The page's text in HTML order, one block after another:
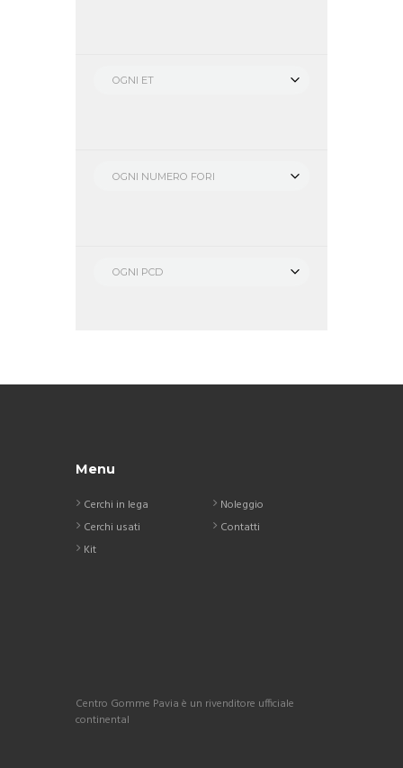
OGNI ET
OGNI NUMERO FORI
OGNI PCD
Menu
Cerchi in lega
Cerchi usati
Kit
Noleggio
Contatti
Centro Gomme Pavia è un rivenditore ufficiale
continental